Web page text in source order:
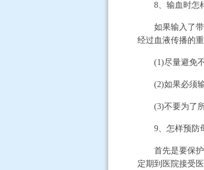
8、输血时怎
如果输入了带
经过血液传播的
(1)尽量避免不
(2)如果必须输
(3)不要为了所
9、怎样预防母
首先是要保护
定期到医院接受